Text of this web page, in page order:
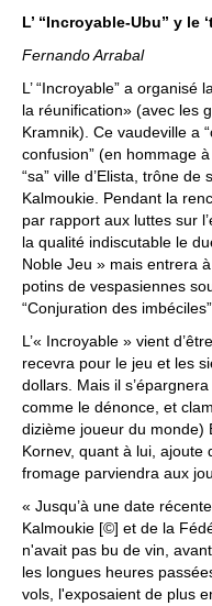
L’ “Incroyable-Ubu” y le
Fernando Arrabal
L’ “Incroyable” a
la réunification» (avec les
Kramnik). Ce vaudeville a
confusion” (en hommage
“sa” ville d’Elista, trône
Kalmoukie. Pendant la
par rapport aux luttes sur
la qualité indiscutable le
Noble Jeu » mais entrera
potins de vespasiennes
“Conjuration des
L’« Incroyable » vient
recevra pour le jeu et les
dollars. Mais il
comme le dénonce, et
dizième joueur du monde)
Kornev, quant à lui, ajoute
fromage parviendra aux
« Jusqu’à une date
Kalmoukie [©] et de la
n'avait pas bu de vin,
les longues heures
vols, l'exposaient de plus